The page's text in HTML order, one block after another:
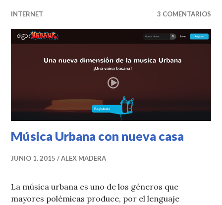
INTERNET 3 COMENTARIOS
Música Urbana con nueva casa
JUNIO 1, 2015 ALEX MADERA
La música urbana es uno de los géneros que
mayores polémicas produce, por el lenguaje